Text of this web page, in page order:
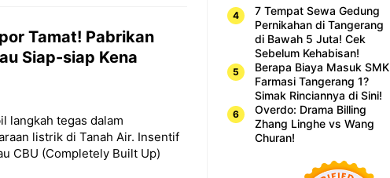
Tamat! Pabrikan
Siap-siap Kena
langkah tegas dalam
listrik di Tanah Air. Insentif
CBU (Completely Built Up)
7 Tempat Sewa Gedung
Pernikahan di Tangerang
di Bawah 5 Juta! Cek
Sebelum Kehabisan!
Berapa Biaya Masuk SMK
Farmasi Tangerang 1?
Simak Rinciannya di Sini!
Overdo: Drama Billing
Zhang Linghe vs Wang
Churan!